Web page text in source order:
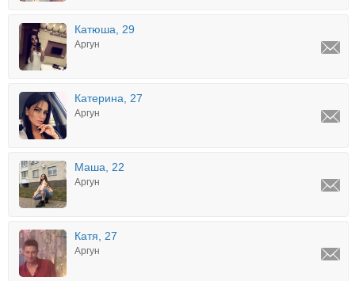
Катюша, 29
Аргун
Катерина, 27
Аргун
Маша, 22
Аргун
Катя, 27
Аргун